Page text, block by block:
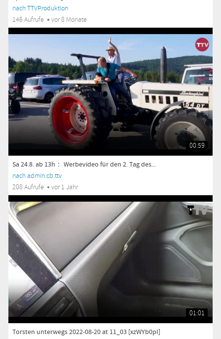
nach TTVProduktion
146 Aufrufe
vor 8 Monate
00:59
Sa 24.8. ab 13h： Werbevideo für den 2. Tag des...
nach admin.cb.ttv
208 Aufrufe
vor 1 Jahr
01:01
Torsten unterwegs 2022-08-20 at 11_03 [xzWYb0pI]